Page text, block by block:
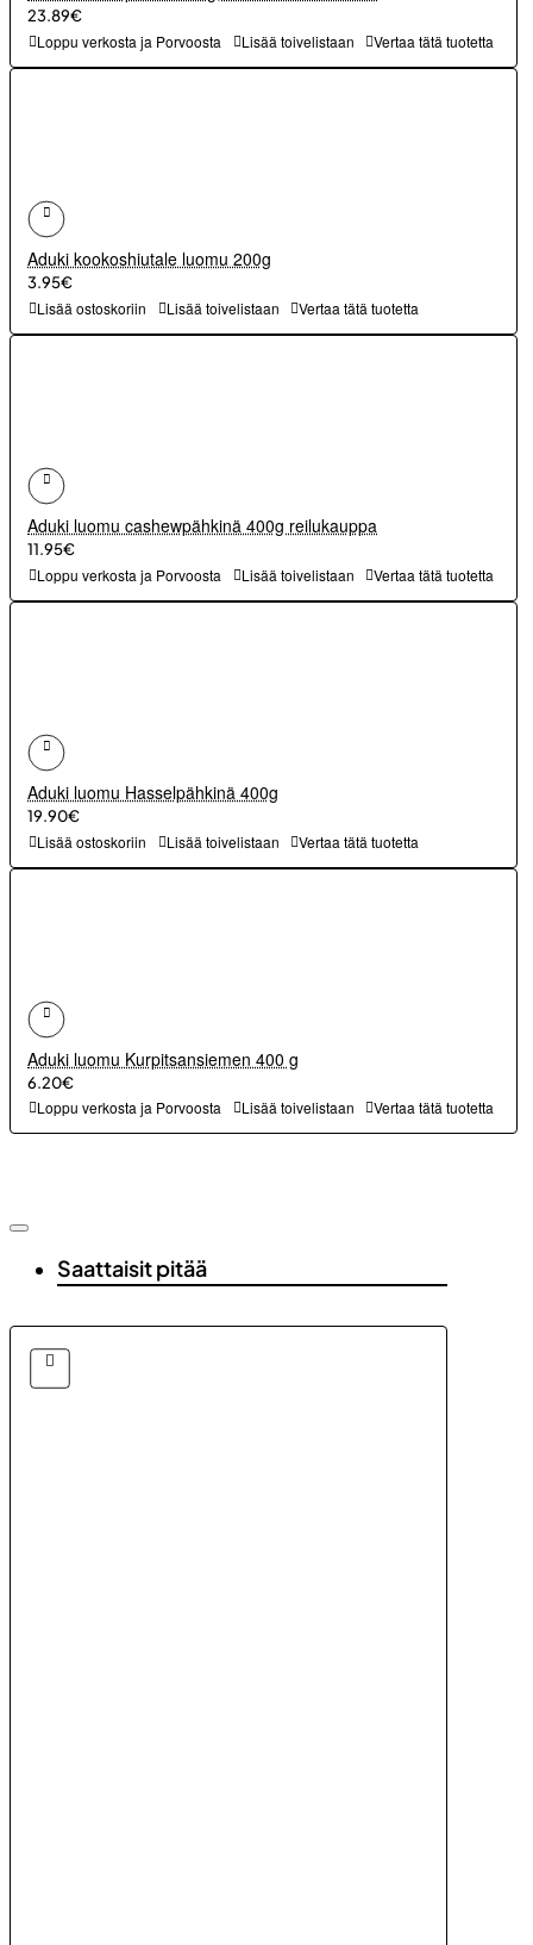
23.89€
Loppu verkosta ja Porvoosta Lisää toivelistaan Vertaa tätä tuotetta
Aduki kookoshiutale luomu 200g
3.95€
Lisää ostoskoriin Lisää toivelistaan Vertaa tätä tuotetta
Aduki luomu cashewpähkinä 400g reilukauppa
11.95€
Loppu verkosta ja Porvoosta Lisää toivelistaan Vertaa tätä tuotetta
Aduki luomu Hasselpähkinä 400g
19.90€
Lisää ostoskoriin Lisää toivelistaan Vertaa tätä tuotetta
Aduki luomu Kurpitsansiemen 400 g
6.20€
Loppu verkosta ja Porvoosta Lisää toivelistaan Vertaa tätä tuotetta
Saattaisit pitää